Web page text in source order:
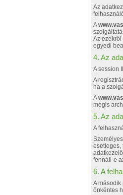
Az
A
Az
egyedi
4. Az
A session
A
ha a
A
mégis
5. Az
A
esetleges,
fennáll-e
6. A
A
önkéntes